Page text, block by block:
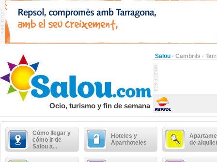
Salou · Cambrils ·
Ocio, turismo y fin de semana
Cómo llegar y
cómo ir de
Salou a...
Hoteles y
Aparthoteles
de